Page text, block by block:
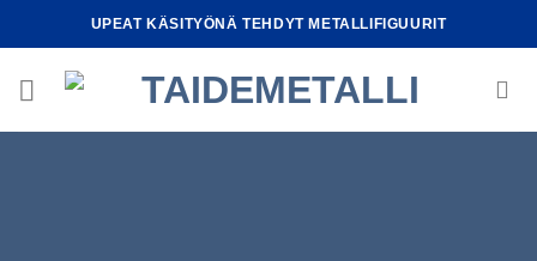
to
UPEAT KÄSITYÖNÄ TEHDYT METALLIFIGUURIT